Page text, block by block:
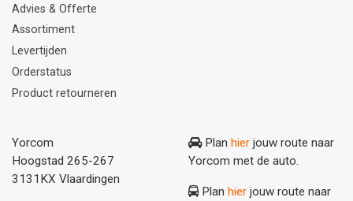
Advies & Offerte
Assortiment
Levertijden
Orderstatus
Product retourneren
Yorcom
Hoogstad 265-267
3131KX Vlaardingen
Plan hier jouw route naar
Yorcom met de auto.
Plan hier jouw route naar